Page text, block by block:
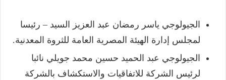
الجيولوجي ياسر رمضان عبد العزيز السيد – رئيسا
لمجلس إدارة الهيئة المصرية العامة للثروة المعدنية.
الجيولوجي عبد الحميد حسين محمد جويلي نائبا
لرئيس الشركة للاتفاقيات والاستكشاف بالشركة